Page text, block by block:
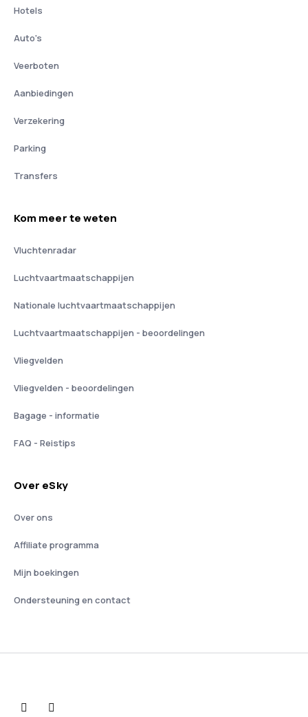
Hotels
Auto's
Veerboten
Aanbiedingen
Verzekering
Parking
Transfers
Kom meer te weten
Vluchtenradar
Luchtvaartmaatschappijen
Nationale luchtvaartmaatschappijen
Luchtvaartmaatschappijen - beoordelingen
Vliegvelden
Vliegvelden - beoordelingen
Bagage - informatie
FAQ - Reistips
Over eSky
Over ons
Affiliate programma
Mijn boekingen
Ondersteuning en contact